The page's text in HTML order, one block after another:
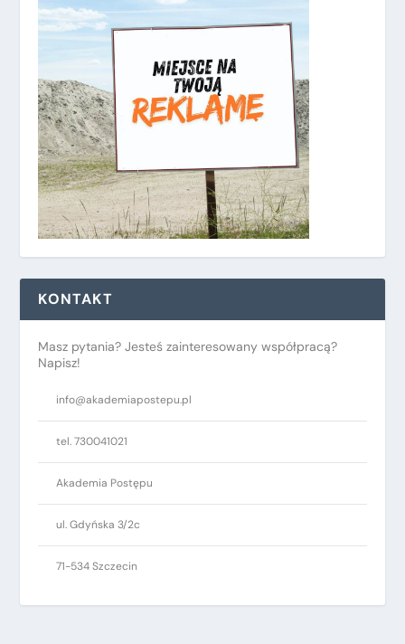
KONTAKT
Masz pytania? Jesteś zainteresowany współpracą?
Napisz!
info@akademiapostepu.pl
tel. 730041021
Akademia Postępu
ul. Gdyńska 3/2c
71-534 Szczecin